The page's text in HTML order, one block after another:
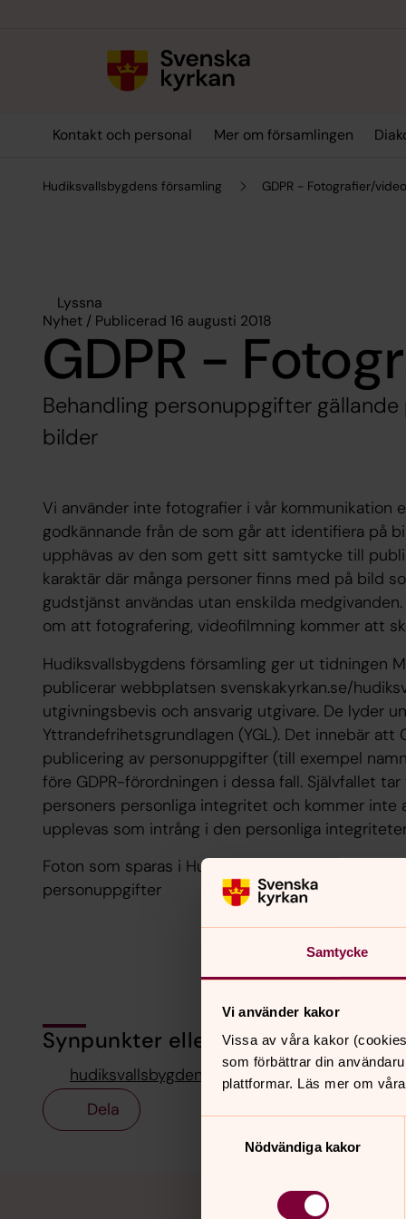
Samtycke
Vi använder kakor
Vissa av våra kakor
som förbättrar din
plattformar. Läs mer om
Nödvändiga kakor
Kontakt och personal Mer om församlingen
Hudiksvallsbygdens församling GDPR - Fotografier/video
Lyssna
Nyhet / Publicerad 16 augusti 2018
GDPR -
Behandling personuppgifter
bilder
Vi använder inte fotografier i vår kommunikation
godkännande från de som går att identifiera på
upphävas av den som gett sitt samtycke till
karaktär där många personer finns med på bild
gudstjänst användas utan enskilda
om att fotografering, videofilmning kommer att
Hudiksvallsbygdens församling ger ut tidningen
publicerar webbplatsen svenskakyrkan.se/
utgivningsbevis och ansvarig utgivare. De lyder
Yttrandefrihetsgrundlagen (YGL). Det innebär att
publicering av personuppgifter (till exempel
före GDPR-förordningen i dessa fall. Självfallet
personers personliga integritet och kommer
upplevas som intrång i den personliga
Foton som sparas i Hudiksvallsbygdens
personuppgifter
Synpunkter eller frågor på sidans
Dela